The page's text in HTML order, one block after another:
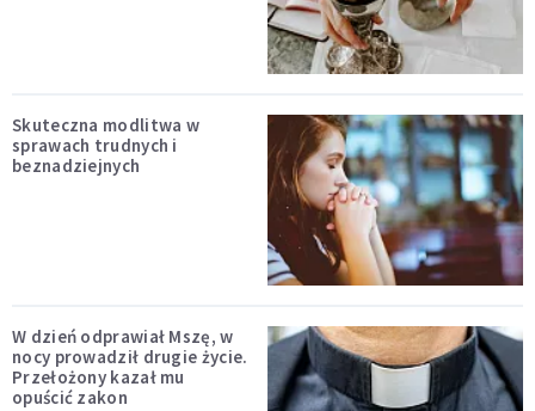
Skuteczna modlitwa w
sprawach trudnych i
beznadziejnych
W dzień odprawiał Mszę, w
nocy prowadził drugie życie.
Przełożony kazał mu
opuścić zakon